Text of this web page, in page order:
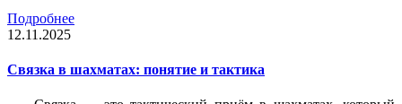
Подробнее
12.11.2025
Связка в шахматах: понятие и тактика